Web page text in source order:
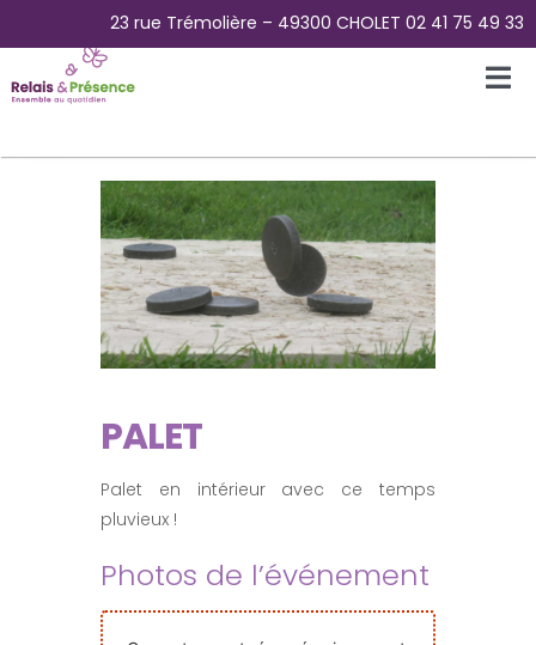
contenu
Accueil
L’Association
La Plateforme des aidants
Pour Qui ?
Nous Contacter
23 rue Trémolière – 49300 CHOLET 02 41 75 49 33
PALET
Palet en intérieur avec ce temps
pluvieux !
Photos de l’événement